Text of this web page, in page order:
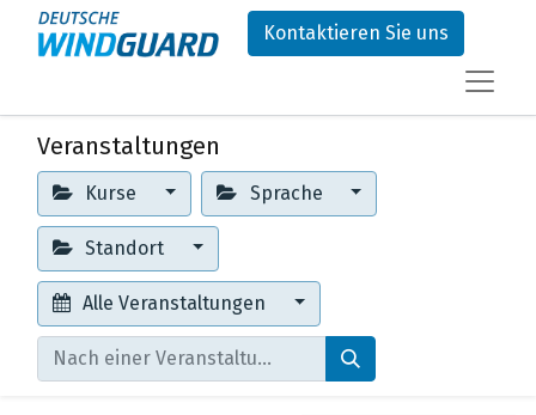
Kontaktieren Sie uns
Veranstaltungen
Kurse Sprache
Standort
Alle Veranstaltungen